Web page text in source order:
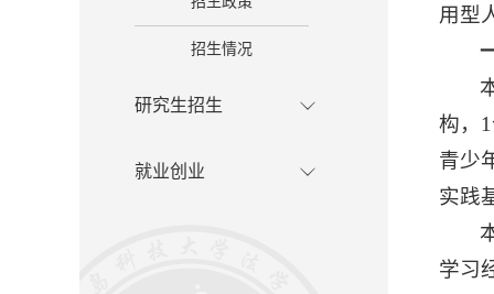
招生情况
研究生招生
就业创业
用型
构，
青少
实践
学习